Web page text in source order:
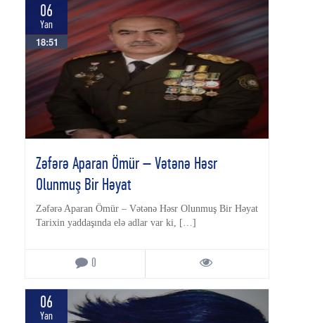
06
Yan
18:51
Zəfərə Aparan Ömür – Vətənə Həsr
Olunmuş Bir Həyat
Zəfərə Aparan Ömür – Vətənə Həsr Olunmuş Bir Həyat
Tarixin yaddaşında elə adlar var ki, […]
0
06
Yan